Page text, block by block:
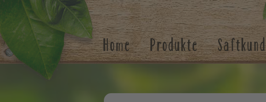
Home Produkte
Suchen